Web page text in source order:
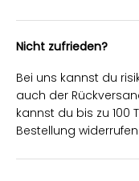
Nicht zufrieden?
Bei uns kannst du
auch der
kannst du bis zu 100
Bestellung widerrufen.